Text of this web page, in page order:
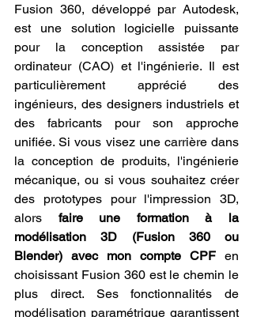
Fusion 360, développé par Autodesk,
est une solution logicielle puissante
pour la conception assistée par
ordinateur (CAO) et l'ingénierie. Il est
particulièrement apprécié des
ingénieurs, des designers industriels et
des fabricants pour son approche
unifiée. Si vous visez une carrière dans
la conception de produits, l'ingénierie
mécanique, ou si vous souhaitez créer
des prototypes pour l'impression 3D,
alors faire une formation à la
modélisation 3D (Fusion 360 ou
Blender) avec mon compte CPF en
choisissant Fusion 360 est le chemin le
plus direct. Ses fonctionnalités de
modélisation paramétrique garantissent